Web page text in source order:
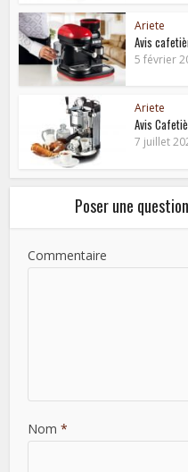
Ariete
Avis
5 février
Ariete
Avis
7 juillet
Poser une
Commentaire
Nom*